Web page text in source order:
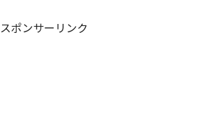
スポンサーリンク